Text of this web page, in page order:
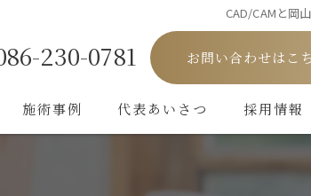
CAD/CAMと岡
230-0781 お問い合わせはこ
施術事例 代表あいさつ 採用情報